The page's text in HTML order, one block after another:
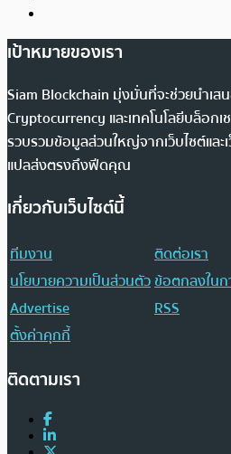
เป้าหมายของเรา
Siam Blockchain มุ่งมั่นที่จะช่วยนำเส
Cryptocurrency และเทคโนโลยีบล็อกเ
รวบรวมข้อมูลส่วนใหญ่จากเว็บไซต์และ
แปลส่งตรงถึงฟีดคุณ
เกี่ยวกับเว็บไซต์นี้
ทีมงาน
ติดต่อเรา
นโยบายความเป็นส่วนตัวข้อตกลงในก
Advertise
RSS
ตั้งค่าคุกกี้
ติดตามเรา